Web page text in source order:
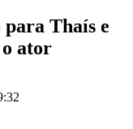
Thaís e
ator